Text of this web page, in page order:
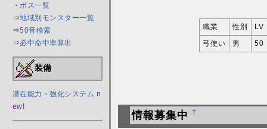
・ ボス一覧
⇒地域別モンスター一覧
⇒50音検索
⇒必中命中率算出
装備
潜在能力・強化システム n
ew!
職業 性別
LV
弓使い
男 50
情報募集中 †